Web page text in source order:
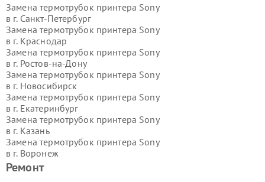
Ремонт
Замена термотрубок принтера Sony
в г. Санкт-Петербург
Замена термотрубок принтера Sony
в г. Краснодар
Замена термотрубок принтера Sony
в г. Ростов-на-Дону
Замена термотрубок принтера Sony
в г. Новосибирск
Замена термотрубок принтера Sony
в г. Екатеринбург
Замена термотрубок принтера Sony
в г. Казань
Замена термотрубок принтера Sony
в г. Воронеж
Замена термотрубок принтера Sony
в г.Волгоград